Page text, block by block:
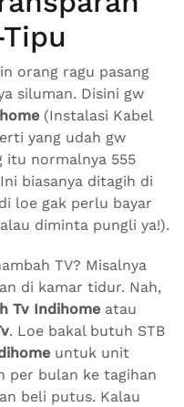
orang ragu pasang
siluman. Disini gw
(Instalasi Kabel
yang udah gw
itu normalnya 555
biasanya ditagih di
loe gak perlu bayar
diminta pungli ya!).
TV? Misalnya
di kamar tidur. Nah,
Tv Indihome atau
. Loe bakal butuh STB
untuk unit
per bulan ke tagihan
beli putus. Kalau